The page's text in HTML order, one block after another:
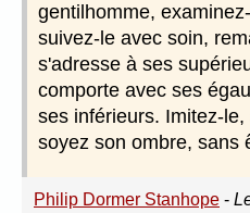
gentilhomme,
suivez-le avec soin,
s'adresse à ses
comporte avec ses
ses inférieurs. Imitez-
soyez son ombre, sans
Philip Dormer Stanhope -